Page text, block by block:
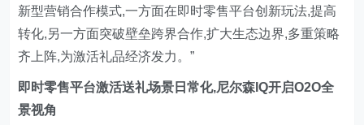
新型营销合作模式,一方面在即时零售平台创新玩法,提高
转化,另一方面突破壁垒跨界合作,扩大生态边界,多重策略
齐上阵,为激活礼品经济发力。”
即时零售平台激活送礼场景日常化,尼尔森IQ开启O2O全
景视角